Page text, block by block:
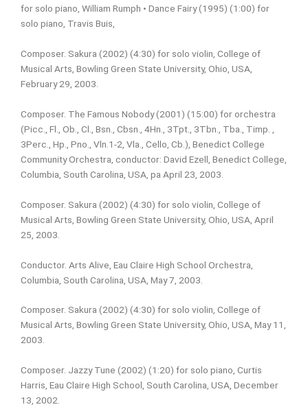
for solo piano, William Rumph • Dance Fairy (1995) (1:00) for
solo piano, Travis Buis,
Composer. Sakura (2002) (4:30) for solo violin, College of
Musical Arts, Bowling Green State University, Ohio, USA,
February 29, 2003.
Composer. The Famous Nobody (2001) (15:00) for orchestra
(Picc., Fl., Ob., Cl., Bsn., Cbsn., 4Hn., 3Tpt., 3Tbn., Tba., Timp. ,
3Perc., Hp., Pno., Vln.1-2, Vla., Cello, Cb.), Benedict College
Community Orchestra, conductor: David Ezell, Benedict College,
Columbia, South Carolina, USA, pa April 23, 2003.
Composer. Sakura (2002) (4:30) for solo violin, College of
Musical Arts, Bowling Green State University, Ohio, USA, April
25, 2003.
Conductor. Arts Alive, Eau Claire High School Orchestra,
Columbia, South Carolina, USA, May 7, 2003.
Composer. Sakura (2002) (4:30) for solo violin, College of
Musical Arts, Bowling Green State University, Ohio, USA, May 11,
2003.
Composer. Jazzy Tune (2002) (1:20) for solo piano, Curtis
Harris, Eau Claire High School, South Carolina, USA, December
13, 2002.